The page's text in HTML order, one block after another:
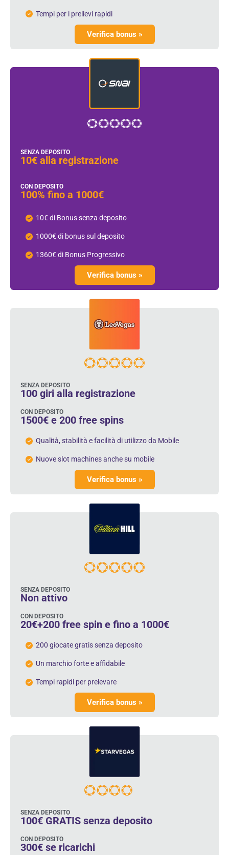
Tempi per i prelievi rapidi
Verifica bonus »
SENZA DEPOSITO
10€ alla registrazione
CON DEPOSITO
100% fino a 1000€
10€ di Bonus senza deposito
1000€ di bonus sul deposito
1360€ di Bonus Progressivo
Verifica bonus »
SENZA DEPOSITO
100 giri alla registrazione
CON DEPOSITO
1500€ e 200 free spins
Qualità, stabilità e facilità di utilizzo da Mobile
Nuove slot machines anche su mobile
Verifica bonus »
SENZA DEPOSITO
Non attivo
CON DEPOSITO
20€+200 free spin e fino a 1000€
200 giocate gratis senza deposito
Un marchio forte e affidabile
Tempi rapidi per prelevare
Verifica bonus »
SENZA DEPOSITO
100€ GRATIS senza deposito
CON DEPOSITO
300€ se ricarichi